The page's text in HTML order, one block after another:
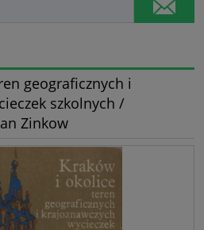
geograficznych i
szkolnych /
Zinkow